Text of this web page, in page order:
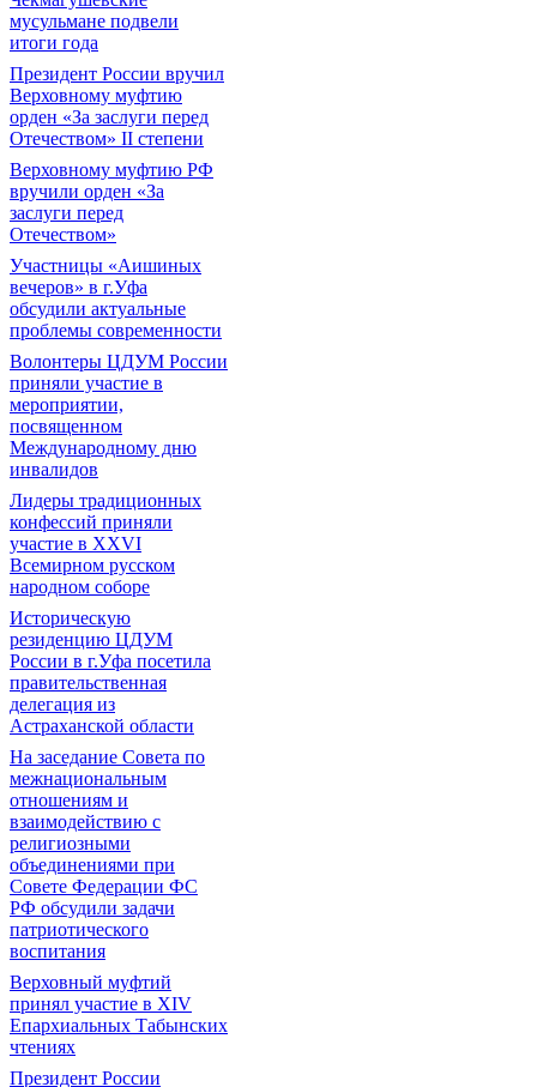
мусульмане подвели
итоги года
Президент России вручил
Верховному муфтию
орден «За заслуги перед
Отечеством» II степени
Верховному муфтию РФ
вручили орден «За
заслуги перед
Отечеством»
Участницы «Аишиных
вечеров» в г.Уфа
обсудили актуальные
проблемы современности
Волонтеры ЦДУМ России
приняли участие в
мероприятии,
посвященном
Международному дню
инвалидов
Лидеры традиционных
конфессий приняли
участие в XXVI
Всемирном русском
народном соборе
Историческую
резиденцию ЦДУМ
России в г.Уфа посетила
правительственная
делегация из
Астраханской области
На заседание Совета по
межнациональным
отношениям и
взаимодействию с
религиозными
объединениями при
Совете Федерации ФС
РФ обсудили задачи
патриотического
воспитания
Верховный муфтий
принял участие в ХIV
Епархиальных Табынских
чтениях
Президент России